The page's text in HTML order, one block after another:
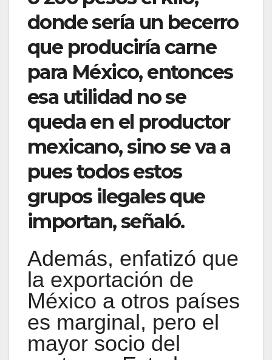
donde sería un becerro
que produciría carne
para México, entonces
esa utilidad no se
queda en el productor
mexicano, sino se va a
pues todos estos
grupos ilegales que
importan, señaló.
Además, enfatizó que
la exportación de
México a otros países
es marginal, pero el
mayor socio del